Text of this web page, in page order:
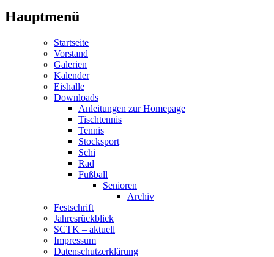
Hauptmenü
Startseite
Vorstand
Galerien
Kalender
Eishalle
Downloads
Anleitungen zur Homepage
Tischtennis
Tennis
Stocksport
Schi
Rad
Fußball
Senioren
Archiv
Festschrift
Jahresrückblick
SCTK – aktuell
Impressum
Datenschutzerklärung